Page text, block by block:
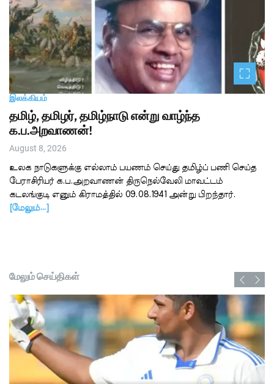
இலக்கியம்
தமிழ், தமிழர், தமிழ்நாடு என்று வாழ்ந்த
க.ப.அறவாணன்!
August 8, 2026
உலக நாடுகளுக்கு எல்லாம் பயணம் செய்து தமிழ்ப் பணி செய்த
பேராசிரியர் க.ப.அறவாணன் திருநெல்வேலி மாவட்டம்
கடலங்குடி எனும் கிராமத்தில் 09.08.1941 அன்று பிறந்தார்.
[மேலும்…]
மேலும் செய்திகள்